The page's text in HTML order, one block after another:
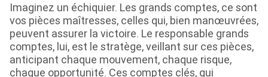
Imaginez un échiquier. Les grands comptes, ce sont
vos pièces maîtresses, celles qui, bien manœuvrées,
peuvent assurer la victoire. Le responsable grands
comptes, lui, est le stratège, veillant sur ces pièces,
anticipant chaque mouvement, chaque risque,
chaque opportunité. Ces comptes clés, qui